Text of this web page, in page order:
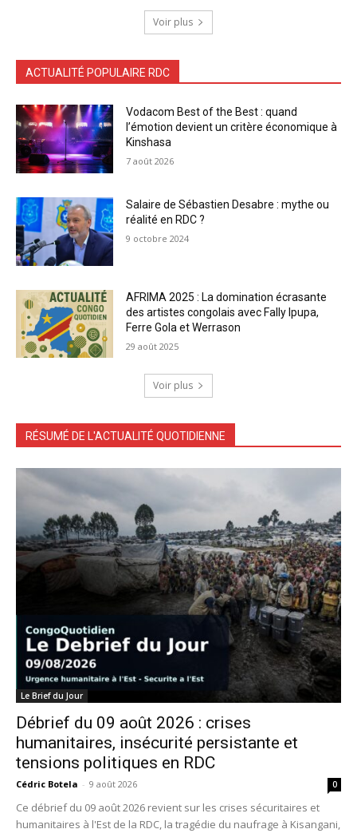
Voir plus
ACTUALITÉ POPULAIRE RDC
Vodacom Best of the Best : quand
l’émotion devient un critère économique à
Kinshasa
7 août 2026
Salaire de Sébastien Desabre : mythe ou
réalité en RDC ?
9 octobre 2024
AFRIMA 2025 : La domination écrasante
des artistes congolais avec Fally Ipupa,
Ferre Gola et Werrason
29 août 2025
Voir plus
RÉSUMÉ DE L'ACTUALITÉ QUOTIDIENNE
Le Brief du Jour
Débrief du 09 août 2026 : crises
humanitaires, insécurité persistante et
tensions politiques en RDC
Cédric Botela - 9 août 2026 0
Ce débrief du 09 août 2026 revient sur les crises sécuritaires et
humanitaires à l'Est de la RDC, la tragédie du naufrage à Kisangani,